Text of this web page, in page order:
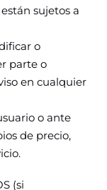
sujetos a
o
parte o
en cualquier
o ante
de precio,
(si